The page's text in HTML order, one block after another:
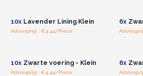
10xLavender Lining Klein
Adviesprijs : €4.44/Piece
6x
10xZwarte voering - Klein
Adviesprijs : €4.44/Piece
6x